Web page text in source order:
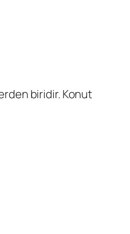
biridir. Konut